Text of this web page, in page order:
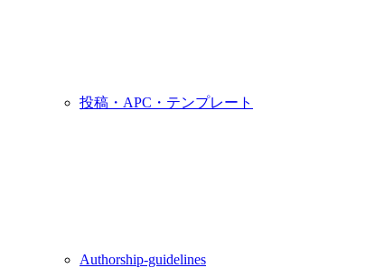
投稿・APC・テンプレート
Authorship-guidelines